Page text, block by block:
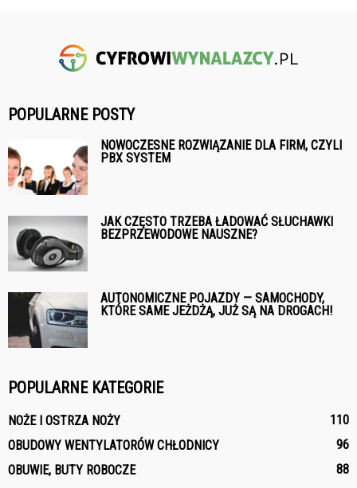
POPULARNE POSTY
NOWOCZESNE ROZWIĄZANIE DLA FIRM, CZYLI
PBX SYSTEM
JAK CZĘSTO TRZEBA ŁADOWAĆ SŁUCHAWKI
BEZPRZEWODOWE NAUSZNE?
AUTONOMICZNE POJAZDY — SAMOCHODY,
KTÓRE SAME JEŻDŻĄ, JUŻ SĄ NA DROGACH!
POPULARNE KATEGORIE
NOŻE I OSTRZA NOŻY
110
OBUDOWY WENTYLATORÓW CHŁODNICY
96
OBUWIE, BUTY ROBOCZE
88